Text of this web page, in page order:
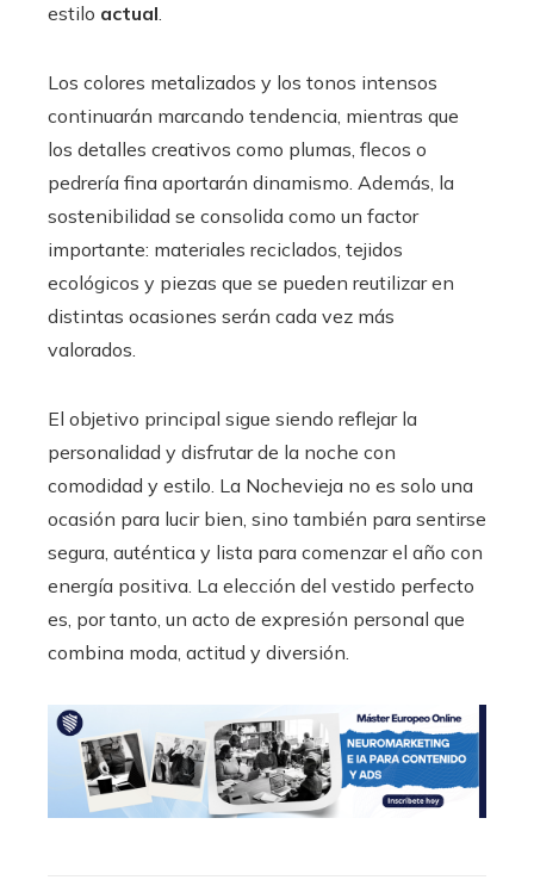
estilo actual.
Los colores metalizados y los tonos intensos
continuarán marcando tendencia, mientras que
los detalles creativos como plumas, flecos o
pedrería fina aportarán dinamismo. Además, la
sostenibilidad se consolida como un factor
importante: materiales reciclados, tejidos
ecológicos y piezas que se pueden reutilizar en
distintas ocasiones serán cada vez más
valorados.
El objetivo principal sigue siendo reflejar la
personalidad y disfrutar de la noche con
comodidad y estilo. La Nochevieja no es solo una
ocasión para lucir bien, sino también para sentirse
segura, auténtica y lista para comenzar el año con
energía positiva. La elección del vestido perfecto
es, por tanto, un acto de expresión personal que
combina moda, actitud y diversión.